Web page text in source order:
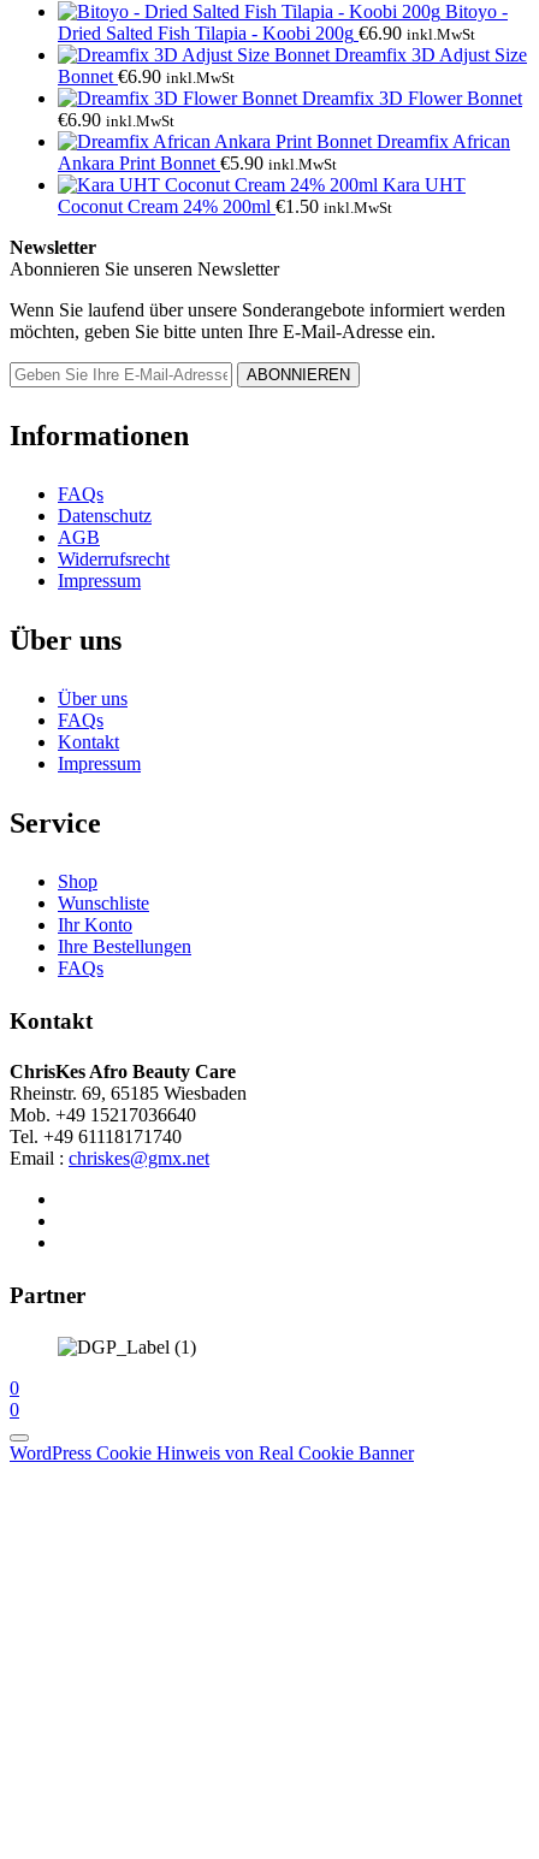
Bitoyo -
Dried Salted Fish Tilapia - Koobi 200g €6.90 inkl.MwSt
Dreamfix 3D Adjust Size
Bonnet €6.90 inkl.MwSt
Dreamfix 3D Flower Bonnet
€6.90 inkl.MwSt
Dreamfix African
Ankara Print Bonnet €5.90 inkl.MwSt
Kara UHT
Coconut Cream 24% 200ml €1.50 inkl.MwSt
Newsletter
Abonnieren Sie unseren Newsletter
Wenn Sie laufend über unsere Sonderangebote informiert werden
möchten, geben Sie bitte unten Ihre E-Mail-Adresse ein.
Informationen
FAQs
Datenschutz
AGB
Widerrufsrecht
Impressum
Über uns
Über uns
FAQs
Kontakt
Impressum
Service
Shop
Wunschliste
Ihr Konto
Ihre Bestellungen
FAQs
Kontakt
ChrisKes Afro Beauty Care
Rheinstr. 69, 65185 Wiesbaden
Mob. +49 15217036640
Tel. +49 61118171740
Email : chriskes@gmx.net
Partner
0
0
WordPress Cookie Hinweis von Real Cookie Banner